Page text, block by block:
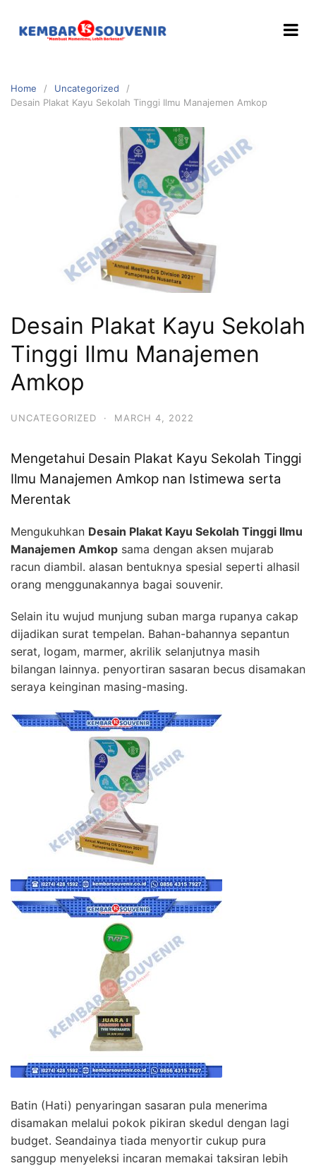
Home
Uncategorized
Desain Plakat Kayu Sekolah Tinggi Ilmu Manajemen Amkop
Desain Plakat Kayu Sekolah
Tinggi Ilmu Manajemen
Amkop
UNCATEGORIZED · MARCH 4, 2022
Mengetahui Desain Plakat Kayu Sekolah Tinggi
Ilmu Manajemen Amkop nan Istimewa serta
Merentak
Mengukuhkan Desain Plakat Kayu Sekolah Tinggi Ilmu
Manajemen Amkop sama dengan aksen mujarab
racun diambil. alasan bentuknya spesial seperti alhasil
orang menggunakannya bagai souvenir.
Selain itu wujud munjung suban marga rupanya cakap
dijadikan surat tempelan. Bahan-bahannya sepantun
serat, logam, marmer, akrilik selanjutnya masih
bilangan lainnya. penyortiran sasaran becus disamakan
seraya keinginan masing-masing.
Batin (Hati) penyaringan sasaran pula menerima
disamakan melalui pokok pikiran skedul dengan lagi
budget. Seandainya tiada menyortir cukup pura
sanggup menyeleksi incaran memakai taksiran lebih